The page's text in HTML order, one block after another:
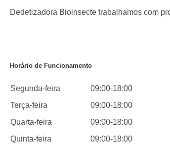
Dedetizadora Bioinsecte trabalhamos com
Horário de Funcionamento
Segunda-feira
09:00-18:00
Terça-feira
09:00-18:00
Quarta-feira
09:00-18:00
Quinta-feira
09:00-18:00